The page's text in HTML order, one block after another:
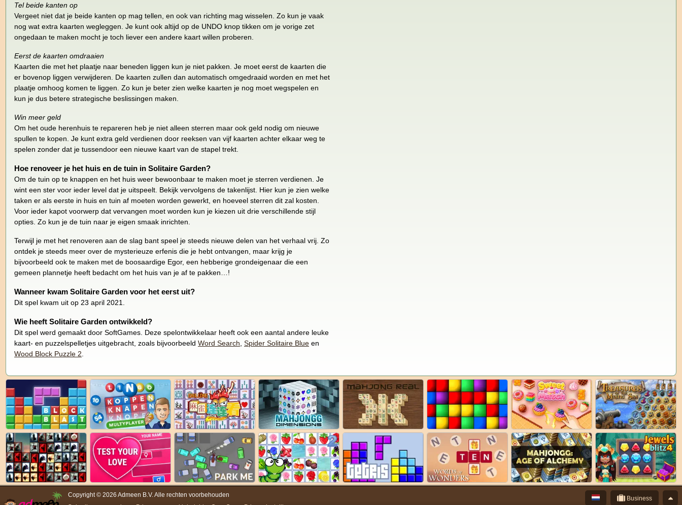
Tel beide kanten op
Vergeet niet dat je beide kanten op mag tellen, en ook van richting mag wisselen. Zo kun je vaak
nog wat extra kaarten wegleggen. Je kunt ook altijd op de UNDO knop tikken om je vorige zet
ongedaan te maken mocht je toch liever een andere kaart willen proberen.
Eerst de kaarten omdraaien
Kaarten die met het plaatje naar beneden liggen kun je niet pakken. Je moet eerst de kaarten die
er bovenop liggen verwijderen. De kaarten zullen dan automatisch omgedraaid worden en met het
plaatje omhoog komen te liggen. Zo kun je beter zien welke kaarten je nog moet wegspelen en
kun je dus betere strategische beslissingen maken.
Win meer geld
Om het oude herenhuis te repareren heb je niet alleen sterren maar ook geld nodig om nieuwe
spullen te kopen. Je kunt extra geld verdienen door reeksen van vijf kaarten achter elkaar weg te
spelen zonder dat je tussendoor een nieuwe kaart van de stapel trekt.
Hoe renoveer je het huis en de tuin in Solitaire Garden?
Om de tuin op te knappen en het huis weer bewoonbaar te maken moet je sterren verdienen. Je
wint een ster voor ieder level dat je uitspeelt. Bekijk vervolgens de takenlijst. Hier kun je zien welke
taken er als eerste in huis en tuin af moeten worden gewerkt, en hoeveel sterren dit zal kosten.
Voor ieder kapot voorwerp dat vervangen moet worden kun je kiezen uit drie verschillende stijl
opties. Zo kun je de tuin naar je eigen smaak inrichten.
Terwijl je met het renoveren aan de slag bant speel je steeds nieuwe delen van het verhaal vrij. Zo
ontdek je steeds meer over de mysterieuze erfenis die je hebt ontvangen, maar krijg je
bijvoorbeeld ook te maken met de boosaardige Egor, een hebberige grondeigenaar die een
gemeen plannetje heeft bedacht om het huis van je af te pakken…!
Wanneer kwam Solitaire Garden voor het eerst uit?
Dit spel kwam uit op 23 april 2021.
Wie heeft Solitaire Garden ontwikkeld?
Dit spel werd gemaakt door SoftGames. Deze spelontwikkelaar heeft ook een aantal andere leuke
kaart- en puzzelspelletjes uitgebracht, zoals bijvoorbeeld Word Search Spider Solitaire Blue en
Wood Block Puzzle 2
Business
Copyright © 2026 Admeen B.V. Alle rechten voorbehouden